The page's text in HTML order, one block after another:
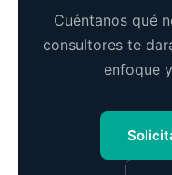
Cuéntanos qué
consultores te
enfoque